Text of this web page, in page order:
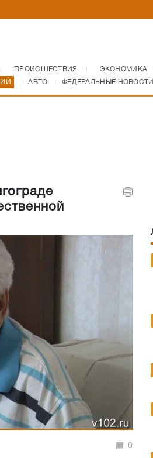
ПРОИСШЕСТВИЯ ЭКОНОМИКА
АВТО ФЕДЕРАЛЬНЫЕ НОВОСТИ
Великой
на оплату электроэнергии,
представителя СК России
Бастрыкин поручил